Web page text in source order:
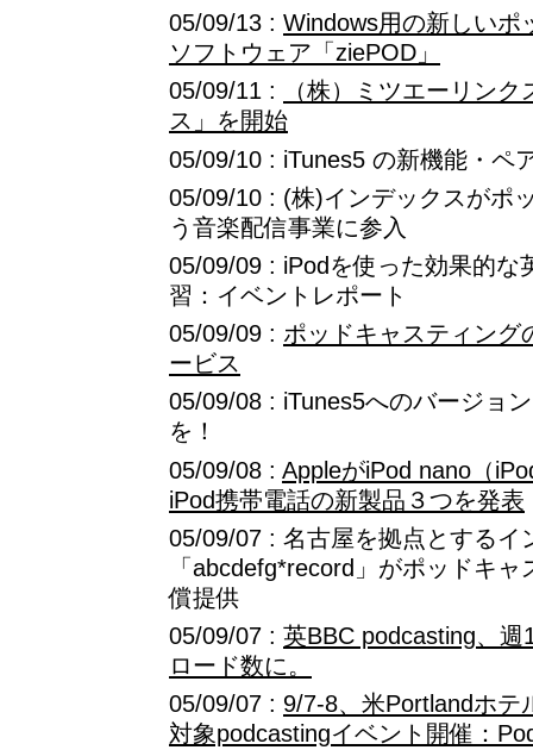
05/09/13 : Windows用の新しいポ
ソフトウェア「ziePOD」
05/09/11 :
（株）ミツエーリン
ス」を開始
05/09/10 : iTunes5 の新機能・ペ
05/09/10 : (株)インデックスがポ
う音楽配信事業に参入
05/09/09 : iPodを使った効果的な
習：イベントレポート
05/09/09 : ポッドキャスティング
ービス
05/09/08 : iTunes5へのバージョ
を！
05/09/08 : AppleがiPod nano（
iPod携帯電話の新製品３つを発表
05/09/07 : 名古屋を拠点とするイ
「abcdefg*record」がポッドキ
償提供
05/09/07 : 英BBC podcasting、
ロード数に。
05/09/07 : 9/7-8、米Portlandホテ
対象podcastingイベント開催：